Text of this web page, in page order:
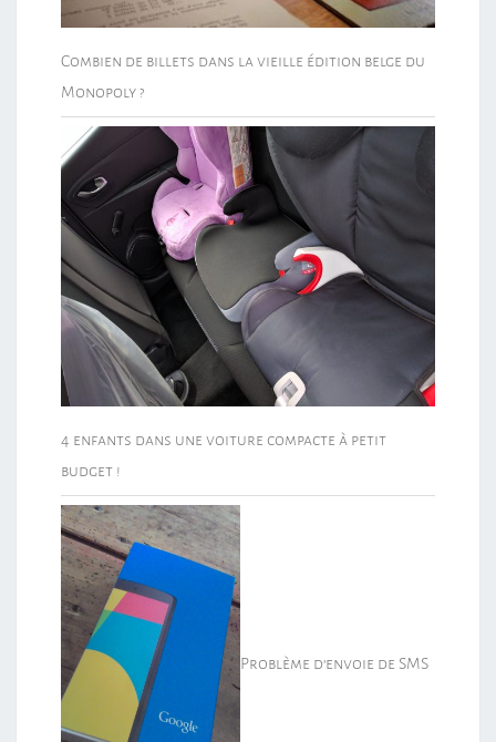
Combien de billets dans la vieille édition belge du
Monopoly ?
4 enfants dans une voiture compacte à petit
budget !
Problème d’envoie de SMS